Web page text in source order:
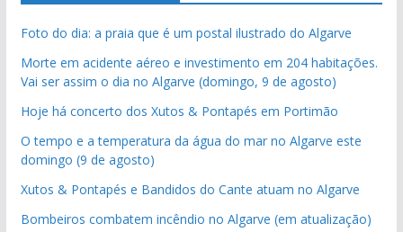
Foto do dia: a praia que é um postal ilustrado do Algarve
Morte em acidente aéreo e investimento em 204 habitações.
Vai ser assim o dia no Algarve (domingo, 9 de agosto)
Hoje há concerto dos Xutos & Pontapés em Portimão
O tempo e a temperatura da água do mar no Algarve este
domingo (9 de agosto)
Xutos & Pontapés e Bandidos do Cante atuam no Algarve
Bombeiros combatem incêndio no Algarve (em atualização)